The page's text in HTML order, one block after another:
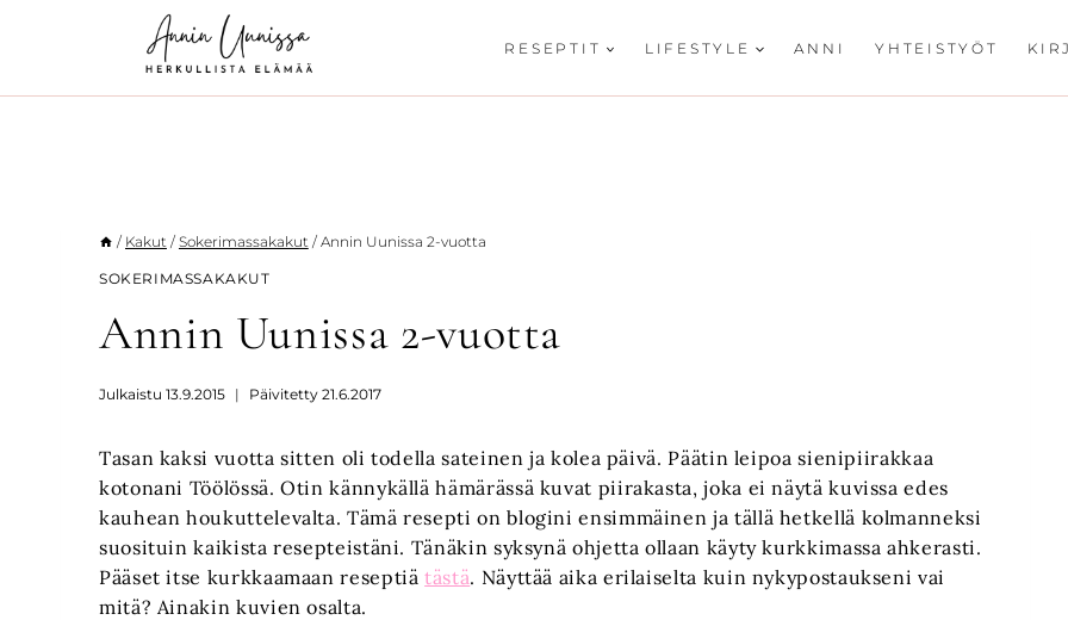
RESEPTIT LIFESTYLE ANNI YHTEISTYÖT
/ Kakut / Sokerimassakakut / Annin Uunissa 2-vuotta
SOKERIMASSAKAKUT
Annin Uunissa 2-vuotta
Julkaistu 13.9.2015 Päivitetty 21.6.2017
Tasan kaksi vuotta sitten oli todella sateinen ja kolea päivä. Päätin leipoa sienipiirakkaa
kotonani Töölössä. Otin kännykällä hämärässä kuvat piirakasta, joka ei näytä kuvissa edes
kauhean houkuttelevalta. Tämä resepti on blogini ensimmäinen ja tällä hetkellä kolmanneksi
suosituin kaikista resepteistäni. Tänäkin syksynä ohjetta ollaan käyty kurkkimassa ahkerasti.
Pääset itse kurkkaamaan reseptiätästä. Näyttää aika erilaiselta kuin nykypostaukseni vai
mitä? Ainakin kuvien osalta.